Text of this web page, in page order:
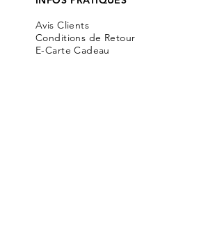
Avis Clients
Conditions de Retour
E-Carte Cadeau